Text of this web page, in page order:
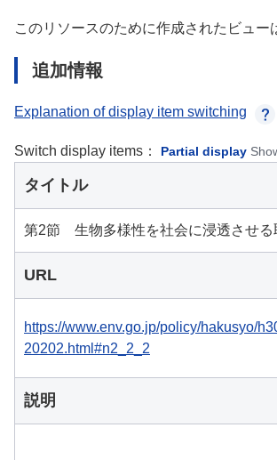
このリソースのために作成されたビュー
追加情報
Explanation of display item switching
Switch display items： Partial display
タイトル
第2節 生物多様性を社会に浸透させる
URL
https://www.env.go.jp/policy/hakusyo/
20202.html#n2_2_2
説明